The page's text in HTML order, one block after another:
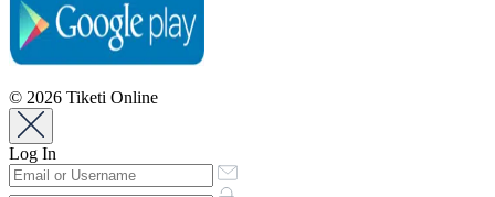
© 2026 Tiketi Online
Log In